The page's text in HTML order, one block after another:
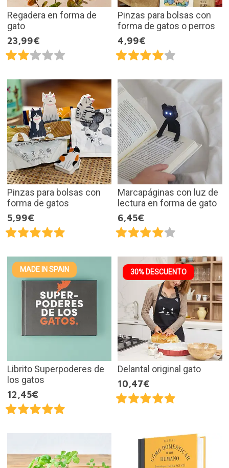
Regadera en forma de
gato
23,99€
Pinzas para bolsas con
forma de gatos o perros
4,99€
Pinzas para bolsas con
forma de gatos
5,99€
Marcapáginas con luz de
lectura en forma de gato
6,45€
MADE IN SPAIN
Librito Superpoderes de
los gatos
12,45€
30% DESCUENTO
Delantal original gato
10,47€